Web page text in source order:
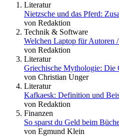
Literatur
Nietzsche und das Pferd:
von Redaktion
Technik & Software
Welchen Laptop für
von Redaktion
Literatur
Griechische Mythologie:
von Christian Unger
Literatur
Kafkaesk: Definition und
von Redaktion
Finanzen
So sparst du Geld beim
von Egmund Klein